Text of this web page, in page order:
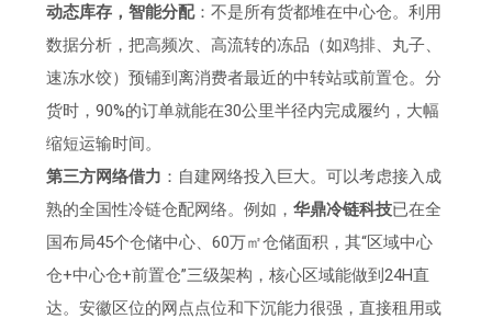
动态库存，智能分配：不是所有货都堆在中心仓。利用
数据分析，把高频次、高流转的冻品（如鸡排、丸子、
速冻水饺）预铺到离消费者最近的中转站或前置仓。分
货时，90%的订单就能在30公里半径内完成履约，大幅
缩短运输时间。
第三方网络借力 ：自建网络投入巨大。可以考虑接入成
熟的全国性冷链仓配网络。例如，华鼎冷链科技已在全
国布局45个仓储中心、60万㎡仓储面积，其“区域中心
仓+中心仓+前置仓”三级架构，核心区域能做到24H直
达。安徽区位的网点点位和下沉能力很强，直接租用或